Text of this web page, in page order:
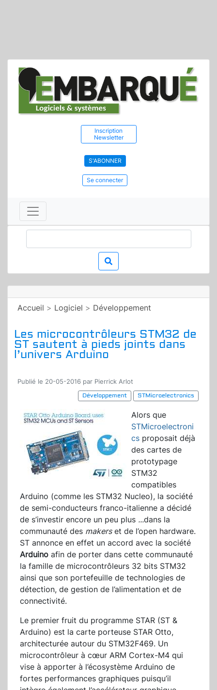
Inscription
Newsletter
S'ABONNER
Se connecter
Accueil > Logiciel > Développement
Les microcontrôleurs STM32 de
ST sautent à pieds joints dans
l’univers Arduino
Publié le 20-05-2016 par Pierrick Arlot
Développement
STMicroelectronics
Alors que
STMicroelectroni
cs proposait déjà
des cartes de
prototypage
STM32
compatibles
Arduino (comme les STM32 Nucleo), la société
de semi-conducteurs franco-italienne a décidé
de s’investir encore un peu plus ...dans la
communauté des makerset de l’open hardware.
ST annonce en effet un accord avec la société
Arduino afin de porter dans cette communauté
la famille de microcontrôleurs 32 bits STM32
ainsi que son portefeuille de technologies de
détection, de gestion de l’alimentation et de
connectivité.
Le premier fruit du programme STAR (ST &
Arduino) est la carte porteuse STAR Otto,
architecturée autour du STM32F469. Un
microcontrôleur à cœur ARM Cortex-M4 qui
vise à apporter à l’écosystème Arduino de
fortes performances graphiques puisqu’il